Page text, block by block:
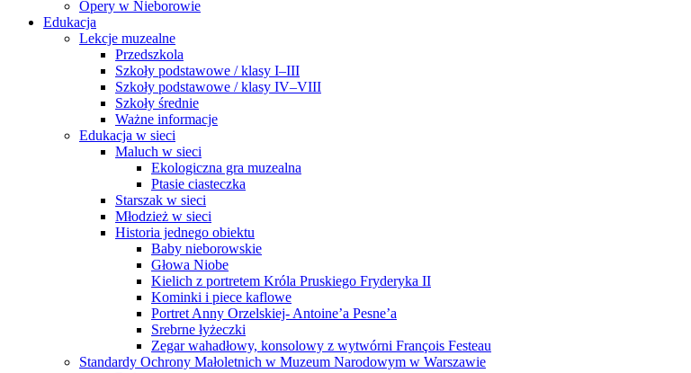
Opery w Nieborowie
Edukacja
Lekcje muzealne
Przedszkola
Szkoły podstawowe / klasy I–III
Szkoły podstawowe / klasy IV–VIII
Szkoły średnie
Ważne informacje
Edukacja w sieci
Maluch w sieci
Ekologiczna gra muzealna
Ptasie ciasteczka
Starszak w sieci
Młodzież w sieci
Historia jednego obiektu
Baby nieborowskie
Głowa Niobe
Kielich z portretem Króla Pruskiego Fryderyka II
Kominki i piece kaflowe
Portret Anny Orzelskiej- Antoine’a Pesne’a
Srebrne łyżeczki
Zegar wahadłowy, konsolowy z wytwórni François Festeau
Standardy Ochrony Małoletnich w Muzeum Narodowym w Warszawie